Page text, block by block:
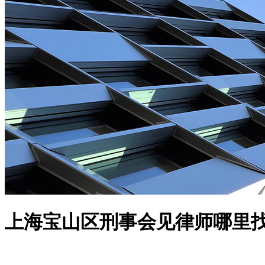
上海宝山区刑事会见律师哪里